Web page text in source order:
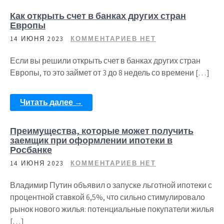
Как открыть счет в банках других стран
Европы
14 ИЮНЯ 2023 КОММЕНТАРИЕВ НЕТ
Если вы решили открыть счет в банках других стран
Европы, то это займет от 3 до 8 недель со времени […]
Читать далее →
Преимущества, которые может получить
заемщик при оформлении ипотеки в
Росбанке
14 ИЮНЯ 2023 КОММЕНТАРИЕВ НЕТ
Владимир Путин объявил о запуске льготной ипотеки с
процентной ставкой 6,5%, что сильно стимулировало
рынок нового жилья: потенциальные покупатели жилья
[…]